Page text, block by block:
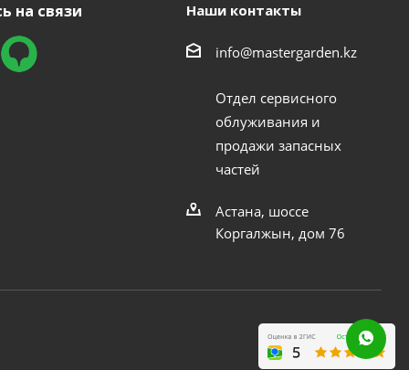
на связи Наши контакты
info@mastergarden.kz
Отдел сервисного
облуживания и
продажи запасных
частей
Астана, шоссе
Коргалжын, дом 76